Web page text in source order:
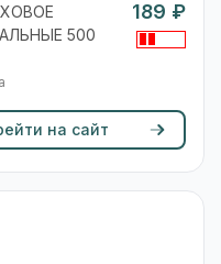
500
189 ₽
на сайт